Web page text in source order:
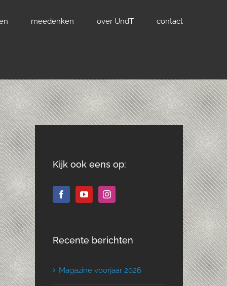
meedenken over UndT contact
Kijk ook eens op:
Recente berichten
Magazine voorjaar 2026